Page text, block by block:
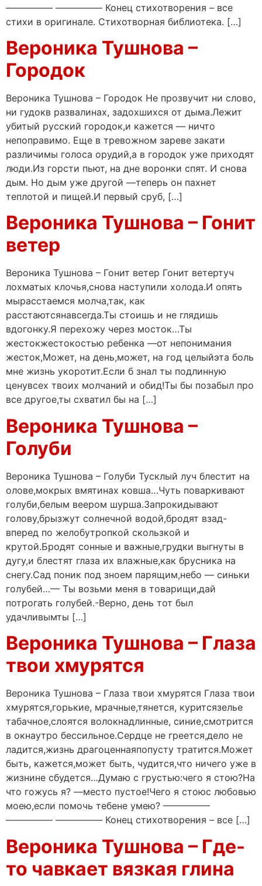
————— ————— Конец стихотворения – все
стихи в оригинале. Стихотворная библиотека. […]
Вероника Тушнова –
Городок
Вероника Тушнова – Городок Не прозвучит ни слово,
ни гудокв развалинах, задохшихся от дыма.Лежит
убитый русский городок,и кажется — ничто
непоправимо. Еще в тревожном зареве закати
различимы голоса орудий,а в городок уже приходят
люди.Из горсти пьют, на дне воронки спят. И снова
дым. Но дым уже другой —теперь он пахнет
теплотой и пищей.И первый сруб, […]
Вероника Тушнова – Гонит
ветер
Вероника Тушнова – Гонит ветер Гонит ветертуч
лохматых клочья,снова наступили холода.И опять
мырасстаемся молча,так, как
расстаютсянавсегда.Ты стоишь и не глядишь
вдогонку.Я перехожу через мосток…Ты
жестокжестокостью ребенка —от непонимания
жесток,Может, на день,может, на год целыйэта боль
мне жизнь укоротит.Если б знал ты подлинную
ценувсех твоих молчаний и обид!Ты бы позабыл про
все другое,ты схватил бы на […]
Вероника Тушнова –
Голуби
Вероника Тушнова – Голуби Тусклый луч блестит на
олове,мокрых вмятинах ковша…Чуть поваркивают
голуби,белым веером шурша.Запрокидывают
голову,брызжут солнечной водой,бродят взад-
вперед по желобутропкой скользкой и
крутой.Бродят сонные и важные,грудки выгнуты в
дугу,и блестят глаза их влажные,как брусника на
снегу.Сад поник под зноем парящим,небо — синьки
голубей…— Ты возьми меня в товарищи,дай
потрогать голубей.-Верно, день тот был
удачливымты […]
Вероника Тушнова – Глаза
твои хмурятся
Вероника Тушнова – Глаза твои хмурятся Глаза твои
хмурятся,горькие, мрачные,тянется, куритсязелье
табачное,слоятся волокнадлинные, синие,смотрится
в окнаутро бессильное.Сердце не греется,дело не
ладится,жизнь драгоценнаяпопусту тратится.Может
быть, кажется,может быть, чудится,что ничего уже в
жизнине сбудется…Думаю с грустью:чего я стою?На
что гожусь я? —место пустое!Чего я стоюс любовью
моею,если помочь тебене умею? —————
————— ————— Конец стихотворения – все […]
Вероника Тушнова – Где-
то чавкает вязкая глина